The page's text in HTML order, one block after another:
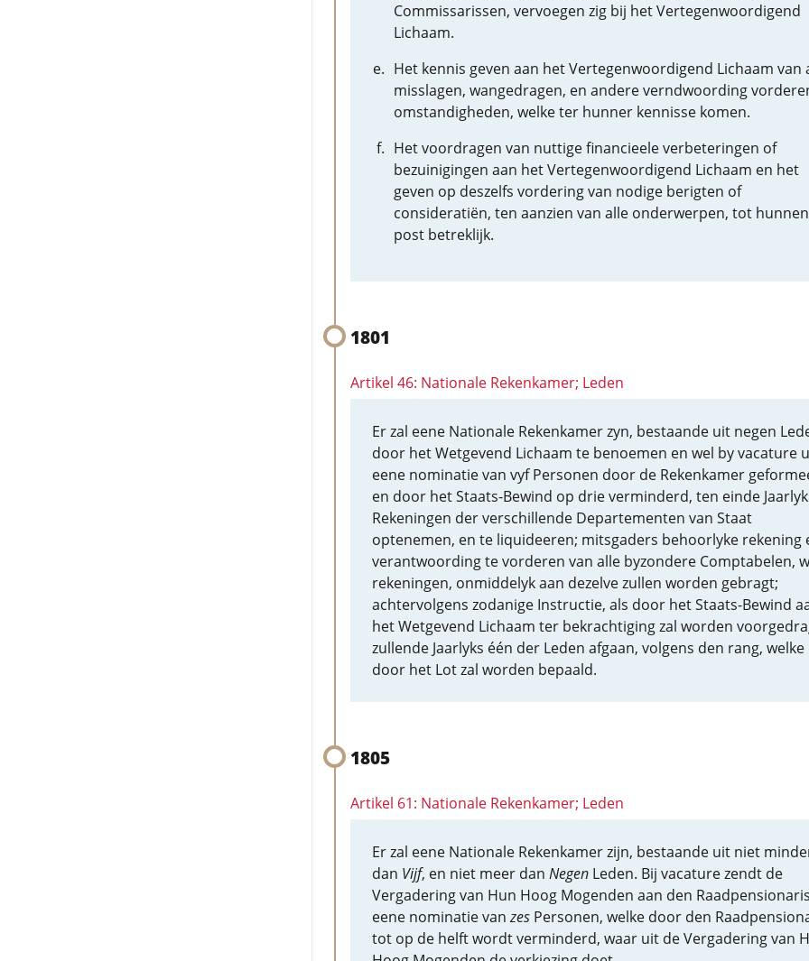
Commissarissen, vervoegen zig bij het Vertegenwoordigend
Lichaam.
Het kennis geven aan het Vertegenwoordigend Lichaam van
misslagen, wangedragen, en andere verndwoording
omstandigheden, welke ter hunner kennisse komen.
Het voordragen van nuttige financieele verbeteringen of
bezuinigingen aan het Vertegenwoordigend Lichaam en het
geven op deszelfs vordering van nodige berigten of
consideratiën, ten aanzien van alle onderwerpen, tot hunnen
post betreklijk.
1801
Artikel 46: Nationale Rekenkamer; Leden
Er zal eene Nationale Rekenkamer zyn, bestaande uit negen
door het Wetgevend Lichaam te benoemen en wel by vacature
eene nominatie van vyf Personen door de Rekenkamer
en door het Staats-Bewind op drie verminderd, ten einde
Rekeningen der verschillende Departementen van Staat
optenemen, en te liquideeren; mitsgaders behoorlyke rekening
verantwoording te vorderen van alle byzondere Comptabelen,
rekeningen, onmiddelyk aan dezelve zullen worden gebragt;
achtervolgens zodanige Instructie, als door het Staats-Bewind
het Wetgevend Lichaam ter bekrachtiging zal worden
zullende Jaarlyks één der Leden afgaan, volgens den rang, welke
door het Lot zal worden bepaald.
1805
Artikel 61: Nationale Rekenkamer; Leden
Er zal eene Nationale Rekenkamer zijn, bestaande uit niet
dan Vijf, en niet meer dan NegenLeden. Bij vacature zendt de
Vergadering van Hun Hoog Mogenden aan den Raadpensionaris
eene nominatie vanzesPersonen, welke door den
tot op de helft wordt verminderd, waar uit de Vergadering van